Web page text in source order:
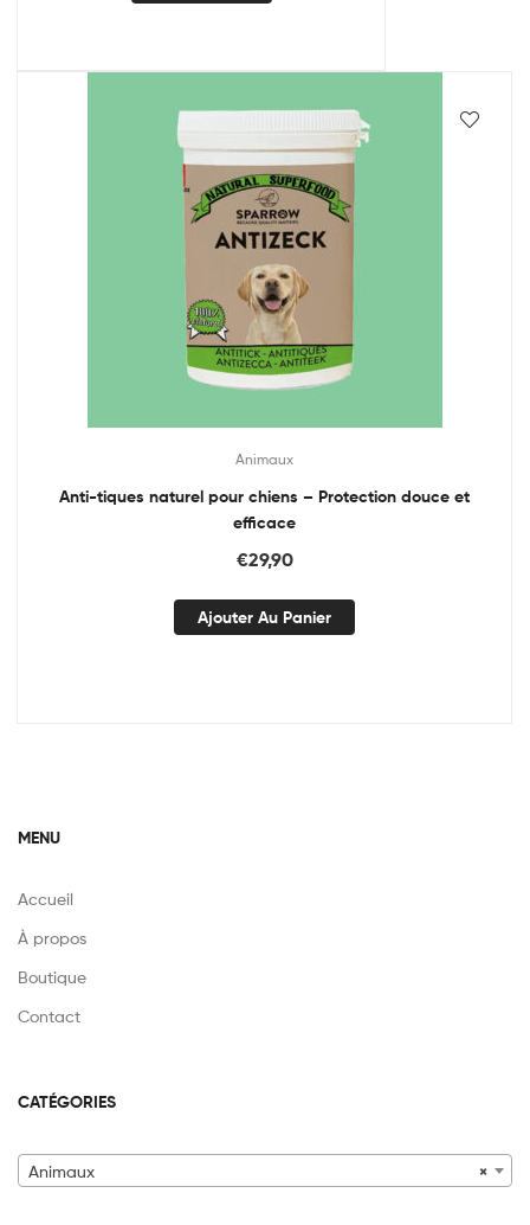
Animaux
Anti-tiques naturel pour chiens – Protection douce et
efficace
€29,90
Ajouter Au Panier
MENU
Accueil
À propos
Boutique
Contact
CATÉGORIES
×
Animaux